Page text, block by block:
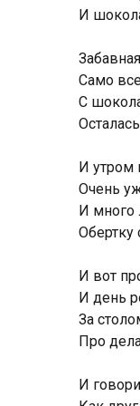
И
Само
С
И утром
Очень
И много
Обертку
И вот
И день
За
Про
И